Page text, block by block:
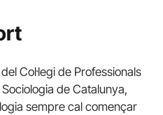
Col·legi de Professionals
de Catalunya,
sempre cal començar